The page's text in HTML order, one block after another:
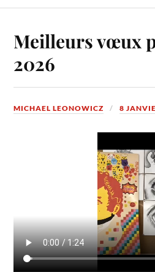
Meilleurs vœux
2026
MICHAEL LEONOWICZ 8